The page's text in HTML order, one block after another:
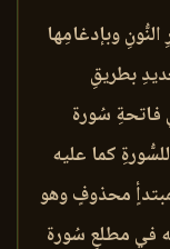
وبإدغامِها
بطريقِ
فاتحةِ سُورة
كما عليه
محذوفٍ وهو
في مطلعِ سُورة